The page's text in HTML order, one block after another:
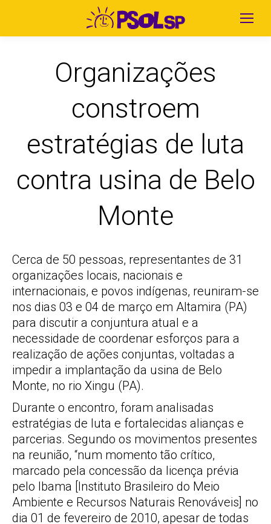
Organizações
constroem
estratégias de luta
contra usina de Belo
Monte
Cerca de 50 pessoas, representantes de 31
organizações locais, nacionais e
internacionais, e povos indígenas, reuniram-se
nos dias 03 e 04 de março em Altamira (PA)
para discutir a conjuntura atual e a
necessidade de coordenar esforços para a
realização de ações conjuntas, voltadas a
impedir a implantação da usina de Belo
Monte, no rio Xingu (PA).
Durante o encontro, foram analisadas
estratégias de luta e fortalecidas alianças e
parcerias. Segundo os movimentos presentes
na reunião, “num momento tão crítico,
marcado pela concessão da licença prévia
pelo Ibama [Instituto Brasileiro do Meio
Ambiente e Recursos Naturais Renováveis] no
dia 01 de fevereiro de 2010, apesar de todas